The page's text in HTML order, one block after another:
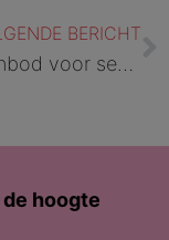
BERICHT
Sportaanbod voor senioren | Gevangenis van Brugge
hoogte